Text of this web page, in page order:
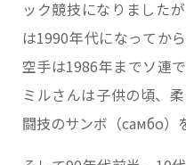
ック競技になりました
は1990年代になってか
空手は1986年までソ連
ミルさんは子供の頃、
闘技のサンボ（самбо）